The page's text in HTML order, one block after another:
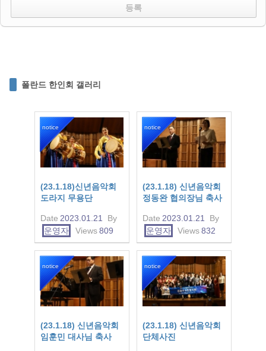
폴란드 한인회 갤러리
notice
(23.1.18)신년음악회
도라지 무용단
Date 2023.01.21
By
운영자
Views809
notice
(23.1.18) 신년음악회
정동완 협의장님 축사
Date 2023.01.21
By
운영자
Views832
notice
(23.1.18) 신년음악회
임훈민 대사님 축사
notice
(23.1.18) 신년음악회
단체사진